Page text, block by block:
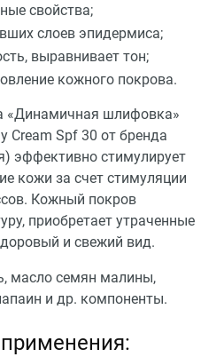
свойства;
слоев эпидермиса;
выравнивает тон;
кожного покрова.
«Динамичная шлифовка»
Cream Spf 30 от бренда
эффективно стимулирует
кожи за счет стимуляции
Кожный покров
приобретает утраченные
и свежий вид.
масло семян малины,
и др. компоненты.